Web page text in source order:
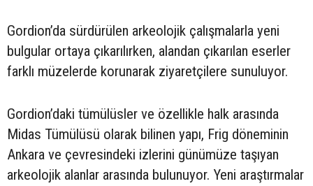
Gordion’da sürdürülen arkeolojik çalışmalarla yeni
bulgular ortaya çıkarılırken, alandan çıkarılan eserler
farklı müzelerde korunarak ziyaretçilere sunuluyor.
Gordion’daki tümülüsler ve özellikle halk arasında
Midas Tümülüsü olarak bilinen yapı, Frig döneminin
Ankara ve çevresindeki izlerini günümüze taşıyan
arkeolojik alanlar arasında bulunuyor. Yeni araştırmalar